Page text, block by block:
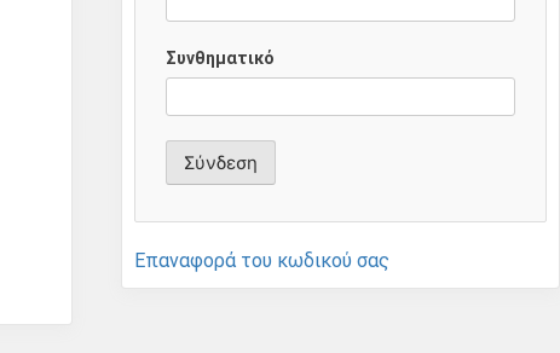
Συνθηματικό
Επαναφορά του κωδικού σας